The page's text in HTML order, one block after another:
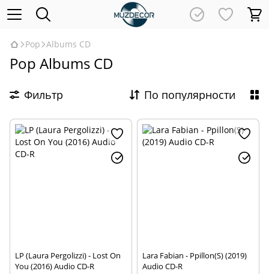
Pop Albums CD
Pop Albums CD
Фильтр По популярности
LP (Laura Pergolizzi) - Lost On
You (2016) Audio CD-R
Lara Fabian - Ppillon(S) (2019)
Audio CD-R